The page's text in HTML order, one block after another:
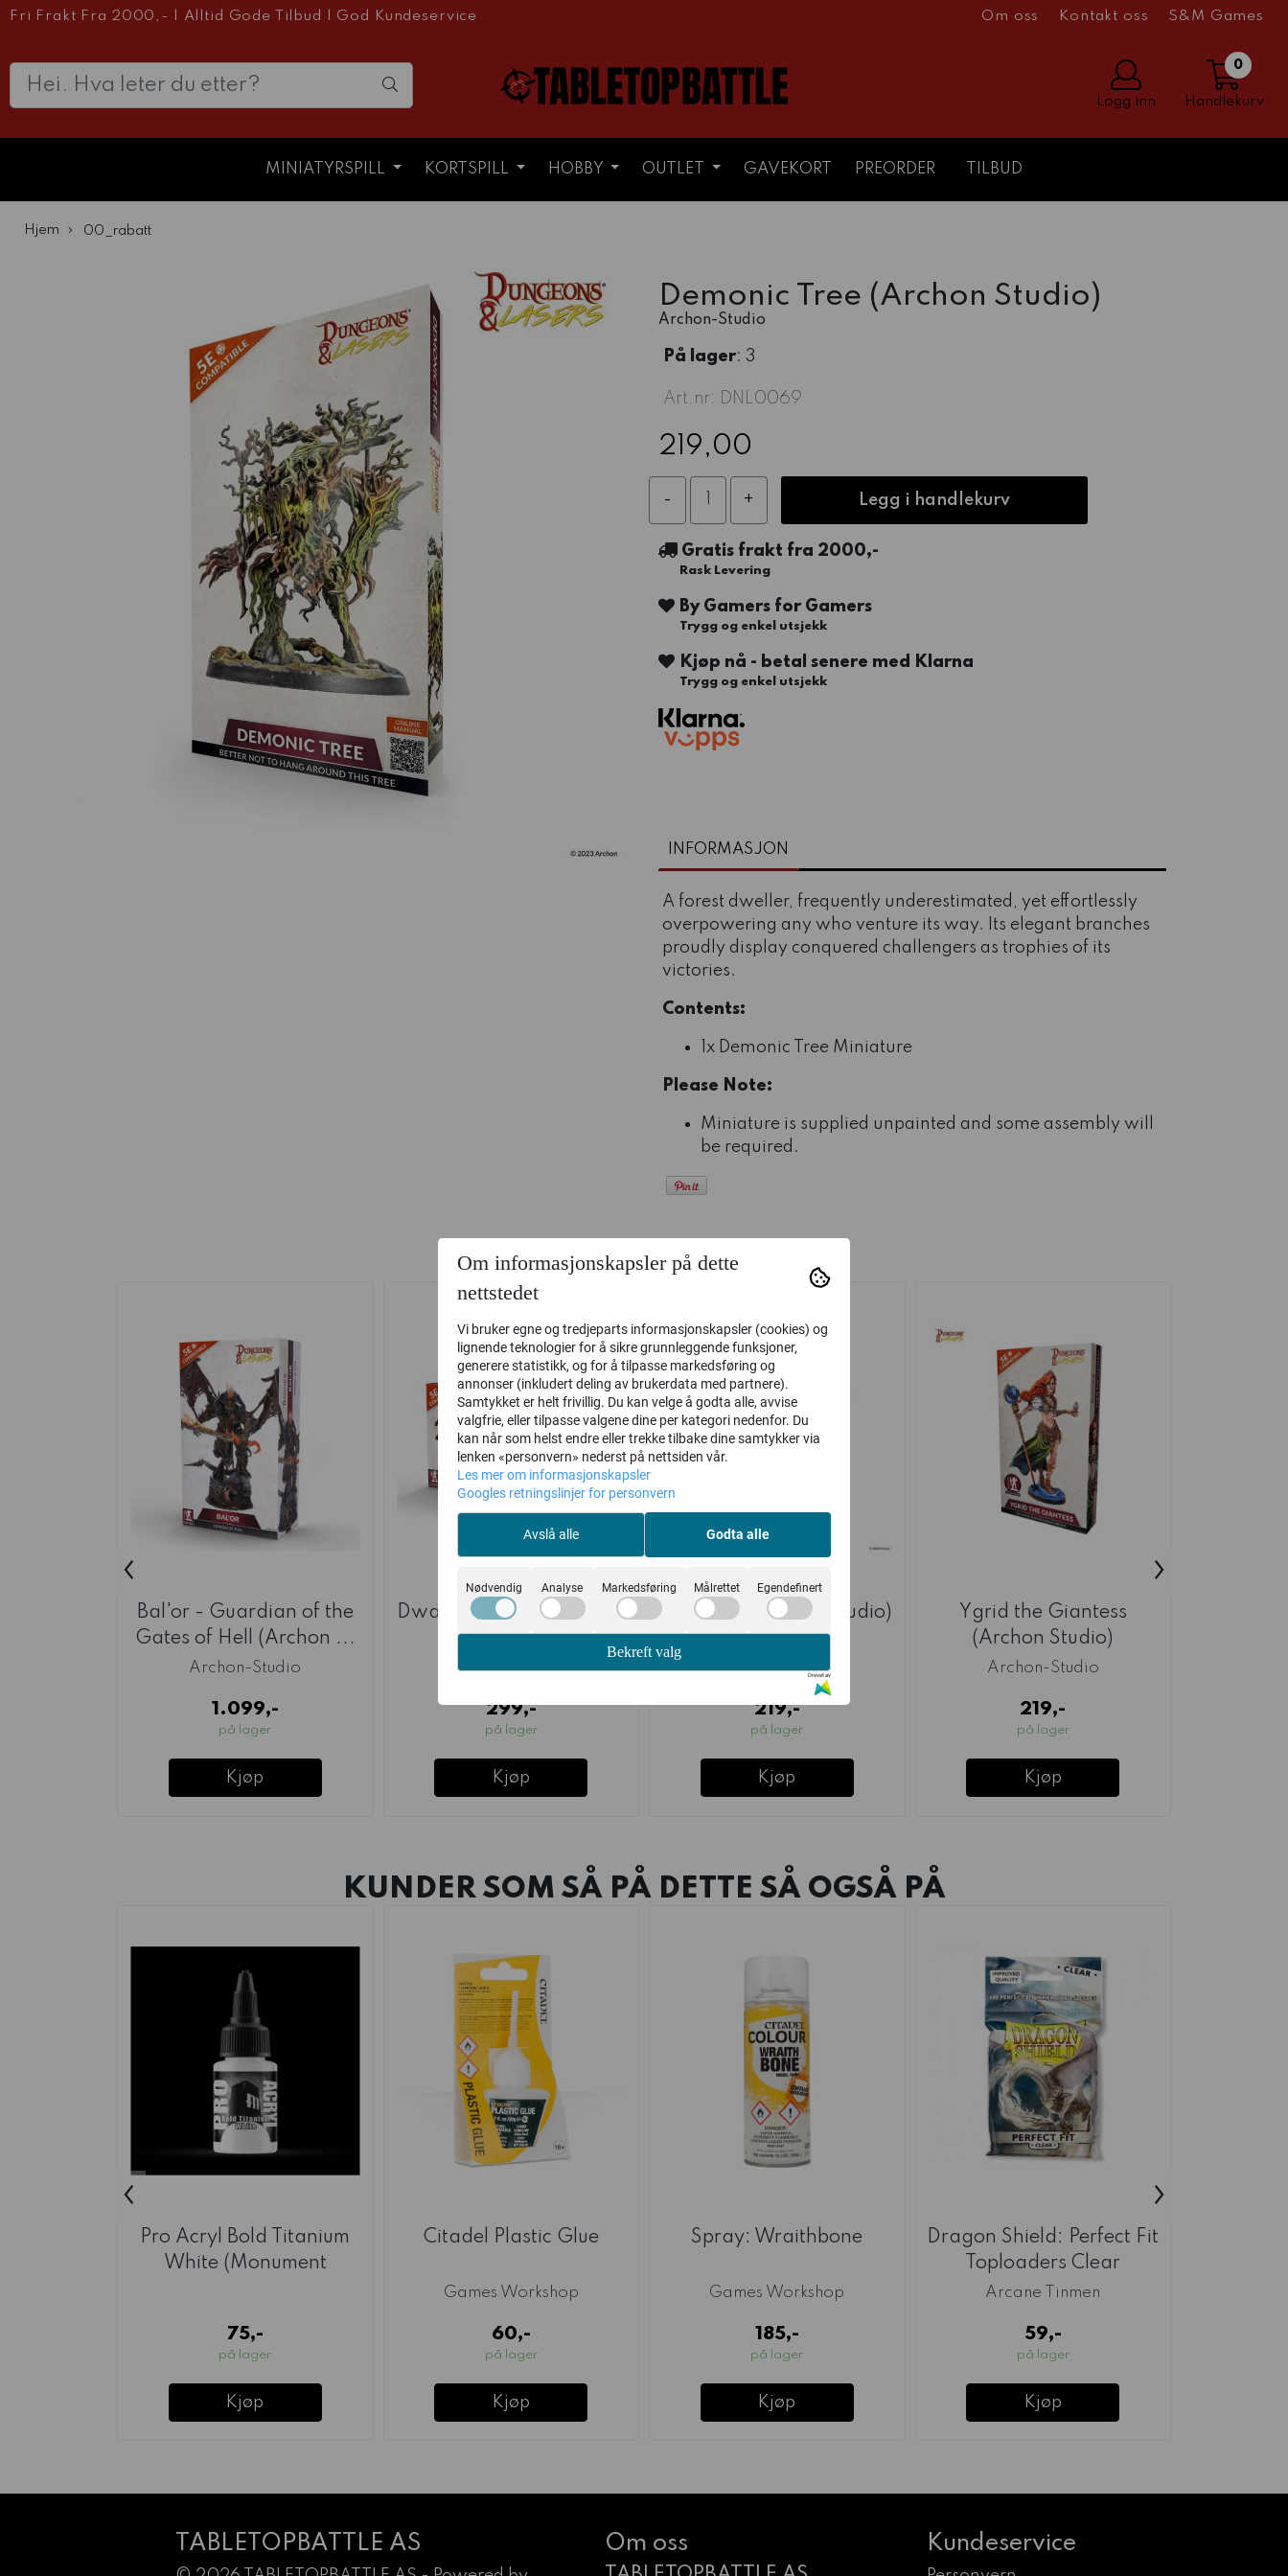
Fri Frakt Fra 2000,- Alltid Gode Tilbud God Kundeservice Om oss Kontakt oss S&M Games
Logg inn
0
Handlekurv
MINIATYRSPILL KORTSPILL HOBBY OUTLET GAVEKORT PREORDER TILBUD
Hjem 00_rabatt
Demonic Tree (Archon Studio)
Archon-Studio
På lager: 3
Art.nr: DNL0069
219,00
Legg i handlekurv
Gratis frakt fra 2000,-
Rask Levering
By Gamers for Gamers
Trygg og enkel utsjekk
Kjøp nå - betal senere med Klarna
Trygg og enkel utsjekk
INFORMASJON
A forest dweller, frequently underestimated, yet effortlessly
overpowering any who venture its way. Its elegant branches
proudly display conquered challengers as trophies of its
victories.
Contents:
1x Demonic Tree Miniature
Please Note:
Miniature is supplied unpainted and some assembly will
be required.
ALTERNATIVE PRODUKTER
Bal'or - Guardian of the
Gates of Hell (Archon ...
Archon-Studio
1.099,-
på lager
Kjøp
Dwarven Miners (Archon
Studio)
Archon-Studio
299,-
på lager
Kjøp
Wolfrake (Archon Studio)
Archon-Studio
219,-
på lager
Kjøp
Ygrid the Giantess
(Archon Studio)
Archon-Studio
219,-
på lager
Kjøp
‹ ›
KUNDER SOM SÅ PÅ DETTE SÅ OGSÅ PÅ
Pro Acryl Bold Titanium
White (Monument
75,-
på lager
Kjøp
Citadel Plastic Glue
Games Workshop
60,-
på lager
Kjøp
Spray: Wraithbone
Games Workshop
185,-
på lager
Kjøp
Dragon Shield: Perfect Fit
Toploaders Clear
Arcane Tinmen
59,-
på lager
Kjøp
‹ ›
Om informasjonskapsler på dette
nettstedet
Vi bruker egne og tredjeparts informasjonskapsler (cookies) og
lignende teknologier for å sikre grunnleggende funksjoner,
generere statistikk, og for å tilpasse markedsføring og
annonser (inkludert deling av brukerdata med partnere).
Samtykket er helt frivillig. Du kan velge å godta alle, avvise
valgfrie, eller tilpasse valgene dine per kategori nedenfor. Du
kan når som helst endre eller trekke tilbake dine samtykker via
lenken «personvern» nederst på nettsiden vår.
Les mer om informasjonskapsler
Googles retningslinjer for personvern
Avslå alle Godta alle
Nødvendig Analyse Markedsføring Målrettet Egendefinert
Bekreft valg
Drevet av
TABLETOPBATTLE AS Om oss Kundeservice